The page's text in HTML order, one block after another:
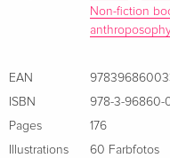
Susanne Krämer gelang
aus Krankheit und einer
befreien und den Weg zu
Non-fiction
EAN
ISBN
978-3-96860-
Pages
176
Illustrations
60 Farbfotos